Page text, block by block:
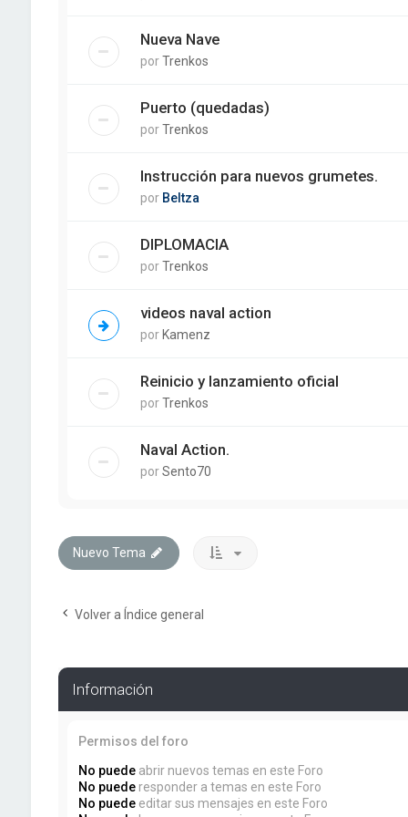
Nueva Nave
porTrenkos
Puerto (quedadas)
porTrenkos
Instrucción para nuevos grumetes.
por Beltza
DIPLOMACIA
porTrenkos
videos naval action
porKamenz
Reinicio y lanzamiento oficial
porTrenkos
Naval Action.
porSento70
Nuevo Tema
Volver a Índice general
Información
Permisos del foro
No puedeabrir nuevos temas en este Foro
No puederesponder a temas en este Foro
No puedeeditar sus mensajes en este Foro